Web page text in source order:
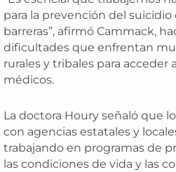
para la prevención del
barreras”, afirmó Cammack,
dificultades que enfrentan
rurales y tribales para acceder
médicos.
La doctora Houry señaló que
con agencias estatales y
trabajando en programas de
las condiciones de vida y las